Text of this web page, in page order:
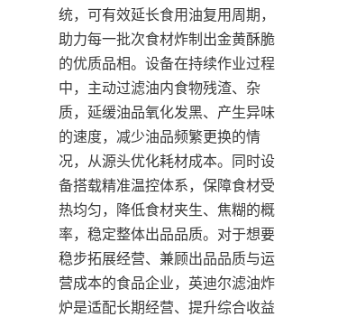
统，可有效延长食用油复用周期，
助力每一批次食材炸制出金黄酥脆
的优质品相。设备在持续作业过程
中，主动过滤油内食物残渣、杂
质，延缓油品氧化发黑、产生异味
的速度，减少油品频繁更换的情
况，从源头优化耗材成本。同时设
备搭载精准温控体系，保障食材受
热均匀，降低食材夹生、焦糊的概
率，稳定整体出品品质。对于想要
稳步拓展经营、兼顾出品品质与运
营成本的食品企业，英迪尔滤油炸
炉是适配长期经营、提升综合收益